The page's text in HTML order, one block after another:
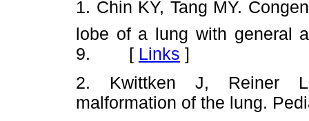
1. Chin KY, Tang MY.
lobe of a lung with general
9. [ Links ]
2. Kwittken J, Reiner L.
malformation of the lung.